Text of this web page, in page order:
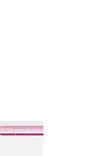
TOP produkt